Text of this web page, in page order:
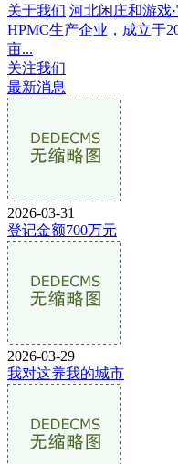
关于我们 河北闲庄和游戏
HPMC生产企业，成立于
亩...
关注我们
最新消息
2026-03-31
登记金额700万元
2026-03-29
我对这养我的城市